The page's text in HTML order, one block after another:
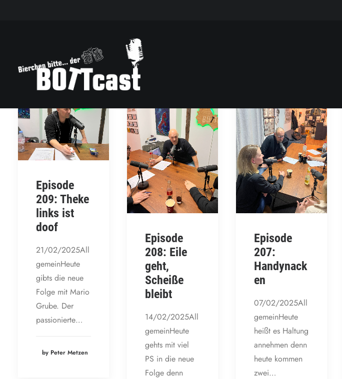
Episode
209: Theke
links ist
doof
21/02/2025All
gemeinHeute
gibts die neue
Folge mit Mario
Grube. Der
passionierte…
by Peter Metzen
Episode
208: Eile
geht,
Scheiße
bleibt
14/02/2025All
gemeinHeute
gehts mit viel
PS in die neue
Folge denn
Episode
207:
Handynack
en
07/02/2025All
gemeinHeute
heißt es Haltung
annehmen denn
heute kommen
zwei…